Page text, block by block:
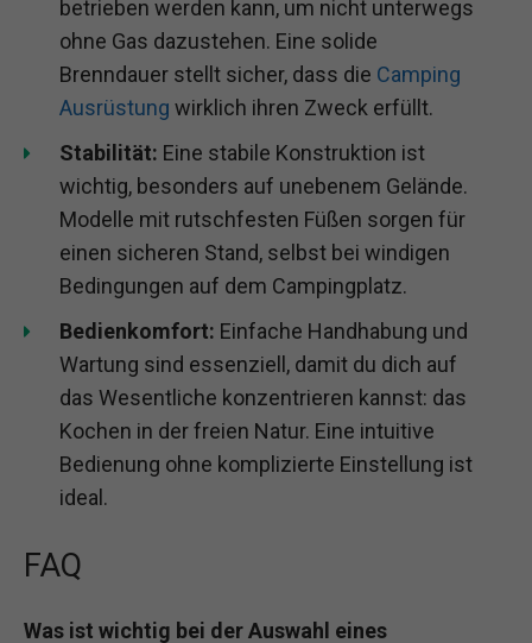
betrieben werden kann, um nicht unterwegs
ohne Gas dazustehen. Eine solide
Brenndauer stellt sicher, dass die Camping
Ausrüstung wirklich ihren Zweck erfüllt.
Stabilität: Eine stabile Konstruktion ist
wichtig, besonders auf unebenem Gelände.
Modelle mit rutschfesten Füßen sorgen für
einen sicheren Stand, selbst bei windigen
Bedingungen auf dem Campingplatz.
Bedienkomfort: Einfache Handhabung und
Wartung sind essenziell, damit du dich auf
das Wesentliche konzentrieren kannst: das
Kochen in der freien Natur. Eine intuitive
Bedienung ohne komplizierte Einstellung ist
ideal.
FAQ
Was ist wichtig bei der Auswahl eines